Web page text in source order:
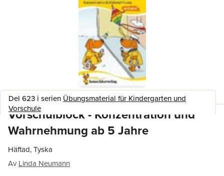
Del 623 i serien Übungsmaterial für Kindergarten und
Vorschule
Vorschulblock - Konzentration und
Wahrnehmung ab 5 Jahre
Häftad, Tyska
Av Linda Neumann